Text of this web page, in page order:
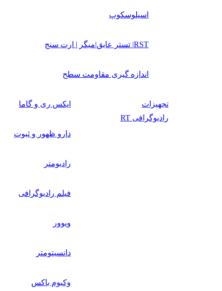
اسیلوسکوپ
RST| تستر عایق|میگر | ارت سنج
اندازه گیری مقاومت سطح
تجهیزات
رادیوگرافی RT
ایکس ری و گاما
دارو ظهور و ثبوت
رادیومتر
فیلم رادیوگرافی
ویوور
دانسیتومتر
وکیوم باکس